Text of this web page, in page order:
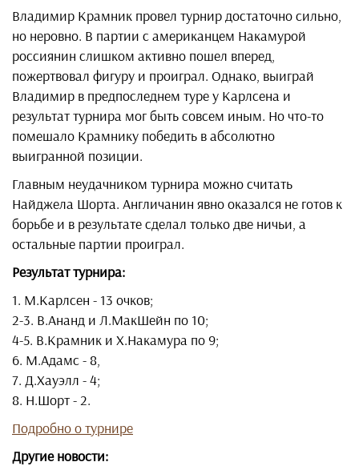
Владимир Крамник провел турнир достаточно сильно,
но неровно. В партии с американцем Накамурой
россиянин слишком активно пошел вперед,
пожертвовал фигуру и проиграл. Однако, выиграй
Владимир в предпоследнем туре у Карлсена и
результат турнира мог быть совсем иным. Но что-то
помешало Крамнику победить в абсолютно
выигранной позиции.
Главным неудачником турнира можно считать
Найджела Шорта. Англичанин явно оказался не готов к
борьбе и в результате сделал только две ничьи, а
остальные партии проиграл.
Результат турнира:
1. М.Карлсен - 13 очков;
2-3. В.Ананд и Л.МакШейн по 10;
4-5. В.Крамник и Х.Накамура по 9;
6. М.Адамс - 8,
7. Д.Хауэлл - 4;
8. Н.Шорт - 2.
Подробно о турнире
Другие новости: